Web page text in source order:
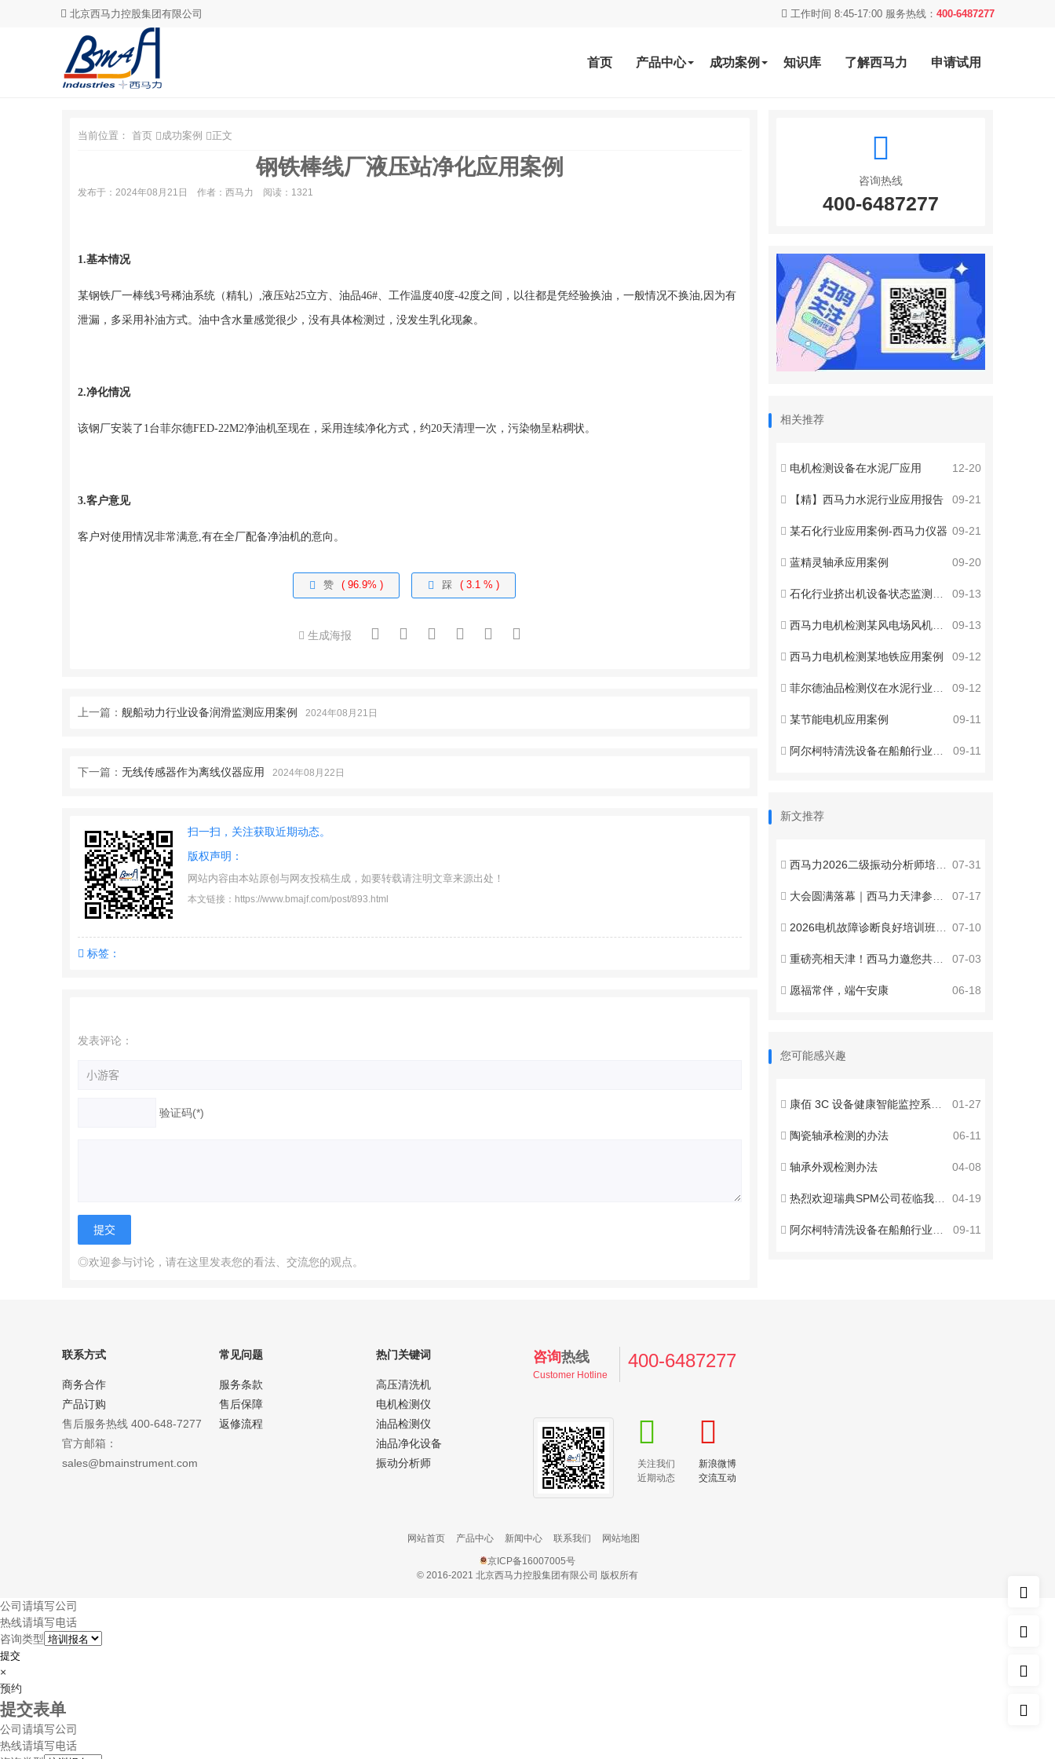
北京西马力控股集团有限公司 工作时间 8:45-17:00 服务热线： 400-6487277
首页 产品中心 成功案例 知识库 了解西马力 申请试用
当前位置： 首页 成功案例 正文
钢铁棒线厂液压站净化应用案例
发布于：2024年08月21日 作者：西马力 阅读：1321
1.基本情况
某钢铁厂一棒线3号稀油系统（精轧）,液压站25立方、油品46#、工作温度40度-42度之间，以往都是凭经验换油，一般情况不换油,因为有
泄漏，多采用补油方式。油中含水量感觉很少，没有具体检测过，没发生乳化现象。
2.净化情况
该钢厂安装了1台菲尔德FED-22M2净油机至现在，采用连续净化方式，约20天清理一次，污染物呈粘稠状。
3.客户意见
客户对使用情况非常满意,有在全厂配备净油机的意向。
赞 ( 96.9% ) 踩 ( 3.1 % )
生成海报
上一篇： 舰船动力行业设备润滑监测应用案例 2024年08月21日
下一篇： 无线传感器作为离线仪器应用 2024年08月22日
扫一扫，关注获取近期动态。
版权声明：
网站内容由本站原创与网友投稿生成，如要转载请注明文章来源出处！
本文链接：https://www.bmajf.com/post/893.html
标签：
发表评论：
验证码(*)
◎欢迎参与讨论，请在这里发表您的看法、交流您的观点。
咨询热线
400-6487277
相关推荐
12-20
电机检测设备在水泥厂应用
09-21
【精】西马力水泥行业应用报告
09-21
某石化行业应用案例-西马力仪器
09-20
蓝精灵轴承应用案例
09-13
石化行业挤出机设备状态监测在线系统优化
09-13
西马力电机检测某风电场风机应用案例
09-12
西马力电机检测某地铁应用案例
09-12
菲尔德油品检测仪在水泥行业应用案例
09-11
某节能电机应用案例
09-11
阿尔柯特清洗设备在船舶行业应用
新文推荐
07-31
西马力2026二级振动分析师培训认证西安站圆满收官
07-17
大会圆满落幕｜西马力天津参展收官，赋能智能运维新发展
07-10
2026电机故障诊断良好培训班邀请函
07-03
重磅亮相天津！西马力邀您共聚2026第八届全国设备管理与技术创新成果交流大会 ！
06-18
愿福常伴，端午安康
您可能感兴趣
01-27
康佰 3C 设备健康智能监控系统——专业版
06-11
陶瓷轴承检测的办法
04-08
轴承外观检测办法
04-19
热烈欢迎瑞典SPM公司莅临我司交流访问
09-11
阿尔柯特清洗设备在船舶行业应用
联系方式
商务合作
产品订购
售后服务热线 400-648-7277
官方邮箱：
sales@bmainstrument.com
常见问题
服务条款
售后保障
返修流程
热门关键词
高压清洗机
电机检测仪
油品检测仪
油品净化设备
振动分析师
咨询热线
Customer Hotline
400-6487277
关注我们
近期动态
新浪微博
交流互动
网站首页 产品中心 新闻中心 联系我们 网站地图
京ICP备16007005号
© 2016-2021 北京西马力控股集团有限公司 版权所有
公司
热线
咨询类型
提交
×
预约
提交表单
公司
热线